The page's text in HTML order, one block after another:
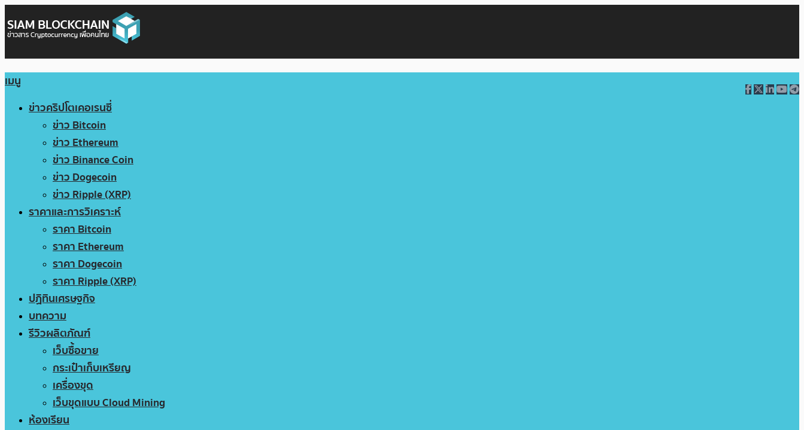
เมนู
ข่าวคริปโตเคอเรนซี่
ข่าว Bitcoin
ข่าว Ethereum
ข่าว Binance Coin
ข่าว Dogecoin
ข่าว Ripple (XRP)
ราคาและการวิเคราะห์
ราคา Bitcoin
ราคา Ethereum
ราคา Dogecoin
ราคา Ripple (XRP)
ปฏิทินเศรษฐกิจ
บทความ
รีวิวผลิตภัณฑ์
เว็บซื้อขาย
กระเป๋าเก็บเหรียญ
เครื่องขุด
เว็บขุดแบบ Cloud Mining
ห้องเรียน